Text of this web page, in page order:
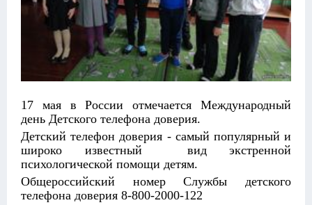
17 мая в России отмечается Международный
день Детского телефона доверия.
Детский телефон доверия - самый популярный и
широко известный вид экстренной
психологической помощи детям.
Общероссийский номер Службы детского
телефона доверия 8-800-2000-122